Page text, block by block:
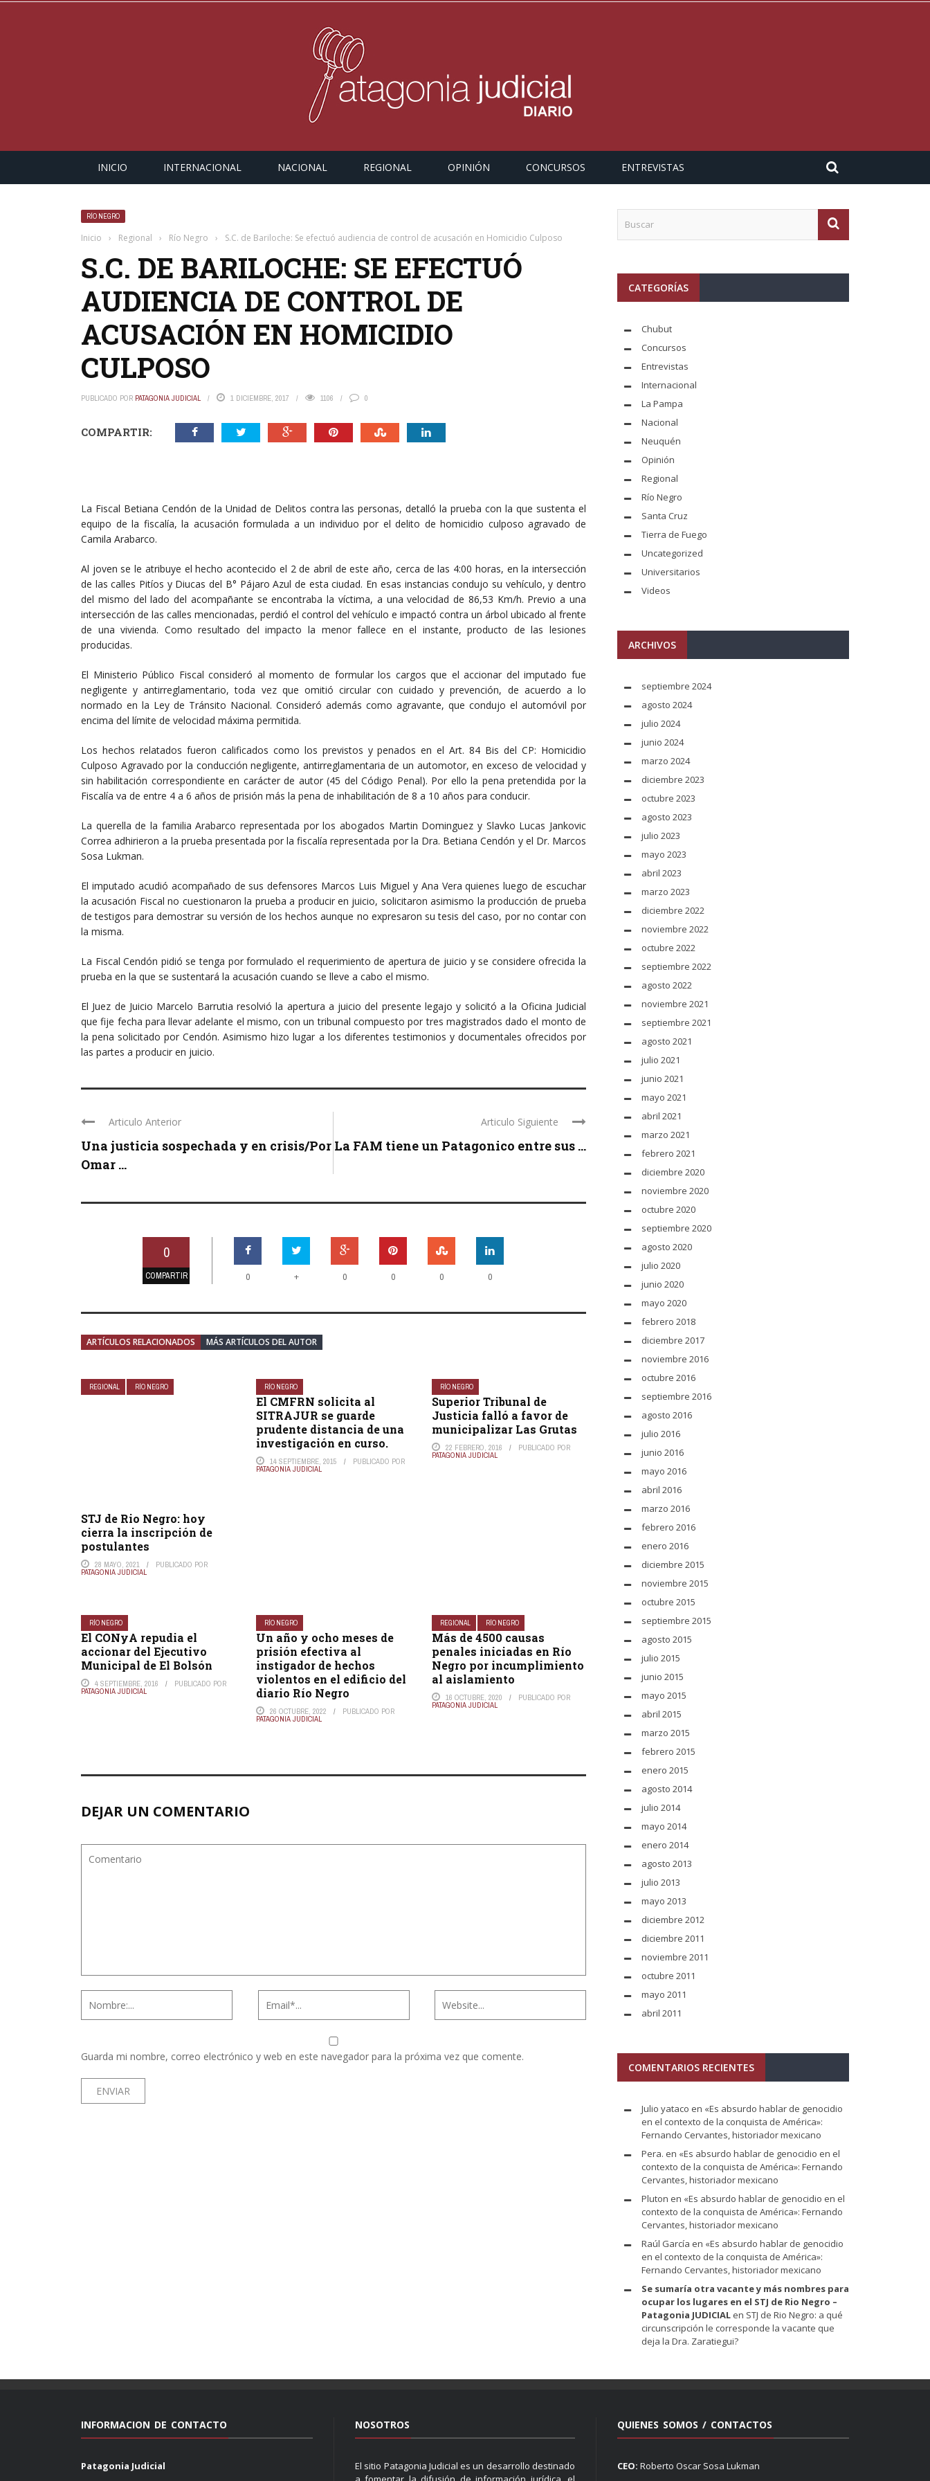
INICIO INTERNACIONAL NACIONAL REGIONAL OPINIÓN CONCURSOS ENTREVISTAS
RÍO NEGRO
Inicio › Regional › Río Negro › S.C. de Bariloche: Se efectuó audiencia de control de acusación en Homicidio Culposo
S.C. DE BARILOCHE: SE EFECTUÓ
AUDIENCIA DE CONTROL DE
ACUSACIÓN EN HOMICIDIO
CULPOSO
PUBLICADO POR PATAGONIA JUDICIAL 1 DICIEMBRE, 2017 1106 0
COMPARTIR:
La Fiscal Betiana Cendón de la Unidad de Delitos contra las personas, detalló la prueba con la que sustenta el
equipo de la fiscalía, la acusación formulada a un individuo por el delito de homicidio culposo agravado de
Camila Arabarco.
Al joven se le atribuye el hecho acontecido el 2 de abril de este año, cerca de las 4:00 horas, en la intersección
de las calles Pitíos y Diucas del B° Pájaro Azul de esta ciudad. En esas instancias condujo su vehículo, y dentro
del mismo del lado del acompañante se encontraba la víctima, a una velocidad de 86,53 Km/h. Previo a una
intersección de las calles mencionadas, perdió el control del vehículo e impactó contra un árbol ubicado al frente
de una vivienda. Como resultado del impacto la menor fallece en el instante, producto de las lesiones
producidas.
El Ministerio Público Fiscal consideró al momento de formular los cargos que el accionar del imputado fue
negligente y antirreglamentario, toda vez que omitió circular con cuidado y prevención, de acuerdo a lo
normado en la Ley de Tránsito Nacional. Consideró además como agravante, que condujo el automóvil por
encima del límite de velocidad máxima permitida.
Los hechos relatados fueron calificados como los previstos y penados en el Art. 84 Bis del CP: Homicidio
Culposo Agravado por la conducción negligente, antirreglamentaria de un automotor, en exceso de velocidad y
sin habilitación correspondiente en carácter de autor (45 del Código Penal). Por ello la pena pretendida por la
Fiscalía va de entre 4 a 6 años de prisión más la pena de inhabilitación de 8 a 10 años para conducir.
La querella de la familia Arabarco representada por los abogados Martin Dominguez y Slavko Lucas Jankovic
Correa adhirieron a la prueba presentada por la fiscalía representada por la Dra. Betiana Cendón y el Dr. Marcos
Sosa Lukman.
El imputado acudió acompañado de sus defensores Marcos Luis Miguel y Ana Vera quienes luego de escuchar
la acusación Fiscal no cuestionaron la prueba a producir en juicio, solicitaron asimismo la producción de prueba
de testigos para demostrar su versión de los hechos aunque no expresaron su tesis del caso, por no contar con
la misma.
La Fiscal Cendón pidió se tenga por formulado el requerimiento de apertura de juicio y se considere ofrecida la
prueba en la que se sustentará la acusación cuando se lleve a cabo el mismo.
El Juez de Juicio Marcelo Barrutia resolvió la apertura a juicio del presente legajo y solicitó a la Oficina Judicial
que fije fecha para llevar adelante el mismo, con un tribunal compuesto por tres magistrados dado el monto de
la pena solicitado por Cendón. Asimismo hizo lugar a los diferentes testimonios y documentales ofrecidos por
las partes a producir en juicio.
Articulo Anterior
Una justicia sospechada y en crisis/Por
Omar ...
Articulo Siguiente
La FAM tiene un Patagonico entre sus ...
0
COMPARTIR 0 + 0 0 0 0
ARTÍCULOS RELACIONADOS MÁS ARTÍCULOS DEL AUTOR
REGIONAL RÍO NEGRO
STJ de Rio Negro: hoy
cierra la inscripción de
postulantes
28 MAYO, 2021 PUBLICADO POR
PATAGONIA JUDICIAL
RÍO NEGRO
El CMFRN solicita al
SITRAJUR se guarde
prudente distancia de una
investigación en curso.
14 SEPTIEMBRE, 2015 PUBLICADO POR
PATAGONIA JUDICIAL
RÍO NEGRO
Superior Tribunal de
Justicia falló a favor de
municipalizar Las Grutas
22 FEBRERO, 2016 PUBLICADO POR
PATAGONIA JUDICIAL
RÍO NEGRO
El CONyA repudia el
accionar del Ejecutivo
Municipal de El Bolsón
4 SEPTIEMBRE, 2016 PUBLICADO POR
PATAGONIA JUDICIAL
RÍO NEGRO
Un año y ocho meses de
prisión efectiva al
instigador de hechos
violentos en el edificio del
diario Río Negro
26 OCTUBRE, 2022 PUBLICADO POR
PATAGONIA JUDICIAL
REGIONAL RÍO NEGRO
Más de 4500 causas
penales iniciadas en Río
Negro por incumplimiento
al aislamiento
16 OCTUBRE, 2020 PUBLICADO POR
PATAGONIA JUDICIAL
DEJAR UN COMENTARIO
Guarda mi nombre, correo electrónico y web en este navegador para la próxima vez que comente.
CATEGORÍAS
Chubut
Concursos
Entrevistas
Internacional
La Pampa
Nacional
Neuquén
Opinión
Regional
Río Negro
Santa Cruz
Tierra de Fuego
Uncategorized
Universitarios
Videos
ARCHIVOS
septiembre 2024
agosto 2024
julio 2024
junio 2024
marzo 2024
diciembre 2023
octubre 2023
agosto 2023
julio 2023
mayo 2023
abril 2023
marzo 2023
diciembre 2022
noviembre 2022
octubre 2022
septiembre 2022
agosto 2022
noviembre 2021
septiembre 2021
agosto 2021
julio 2021
junio 2021
mayo 2021
abril 2021
marzo 2021
febrero 2021
diciembre 2020
noviembre 2020
octubre 2020
septiembre 2020
agosto 2020
julio 2020
junio 2020
mayo 2020
febrero 2018
diciembre 2017
noviembre 2016
octubre 2016
septiembre 2016
agosto 2016
julio 2016
junio 2016
mayo 2016
abril 2016
marzo 2016
febrero 2016
enero 2016
diciembre 2015
noviembre 2015
octubre 2015
septiembre 2015
agosto 2015
julio 2015
junio 2015
mayo 2015
abril 2015
marzo 2015
febrero 2015
enero 2015
agosto 2014
julio 2014
mayo 2014
enero 2014
agosto 2013
julio 2013
mayo 2013
diciembre 2012
diciembre 2011
noviembre 2011
octubre 2011
mayo 2011
abril 2011
COMENTARIOS RECIENTES
Julio yataco en «Es absurdo hablar de genocidio
en el contexto de la conquista de América»:
Fernando Cervantes, historiador mexicano
Pera. en «Es absurdo hablar de genocidio en el
contexto de la conquista de América»: Fernando
Cervantes, historiador mexicano
Pluton en «Es absurdo hablar de genocidio en el
contexto de la conquista de América»: Fernando
Cervantes, historiador mexicano
Raúl García en «Es absurdo hablar de genocidio
en el contexto de la conquista de América»:
Fernando Cervantes, historiador mexicano
Se sumaría otra vacante y más nombres para
ocupar los lugares en el STJ de Rio Negro –
Patagonia JUDICIAL en STJ de Rio Negro: a qué
circunscripción le corresponde la vacante que
deja la Dra. Zaratiegui?
INFORMACION DE CONTACTO
Patagonia Judicial
NOSOTROS
El sitio Patagonia Judicial es un desarrollo destinado
QUIENES SOMOS / CONTACTOS
CEO: Roberto Oscar Sosa Lukman